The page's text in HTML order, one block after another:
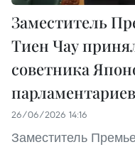
Заместитель
Тиен Чау
советника
26/06/2026 14:16
Заместитель